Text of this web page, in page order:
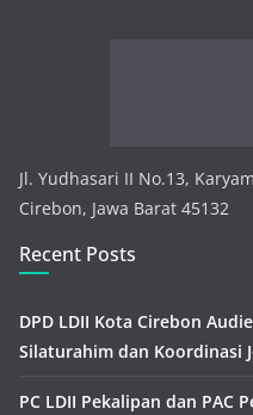
Jl. Yudhasari II No.13,
Cirebon, Jawa Barat 45132
Recent Posts
DPD LDII Kota Cirebon
Silaturahim dan Koordinasi
PC LDII Pekalipan dan PAC